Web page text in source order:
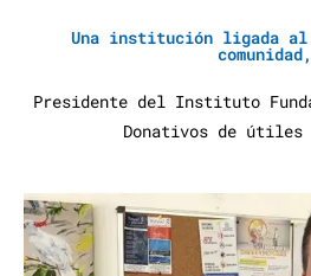
Una institución ligada
comunidad,
Presidente del Instituto
Donativos de útiles